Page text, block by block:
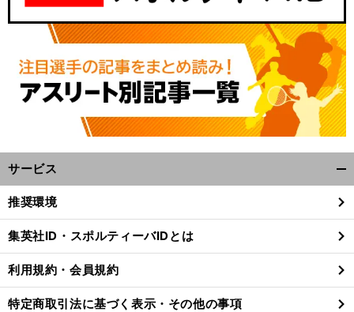
サービス
閉
る
推奨環境
集英社ID・スポルティーバIDとは
利用規約・会員規約
特定商取引法に基づく表示・その他の事項